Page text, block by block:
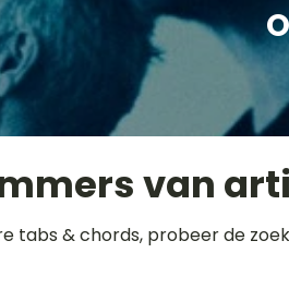
van
tabs & chords, probeer de